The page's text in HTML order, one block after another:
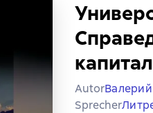
Autor
Sprecher